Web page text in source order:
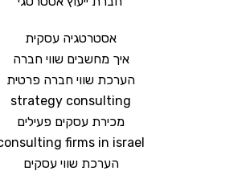
אסטרטגיה עסקית
איך מחשבים שווי חברה
הערכת שווי חברה פרטית
strategy consulting
מכירת עסקים פעילים
consulting firms in israel
הערכת שווי עסקים